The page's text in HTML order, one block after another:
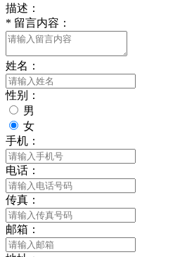
描述：
* 留言内容：
姓名：
性别：
男
女
手机：
电话：
传真：
邮箱：